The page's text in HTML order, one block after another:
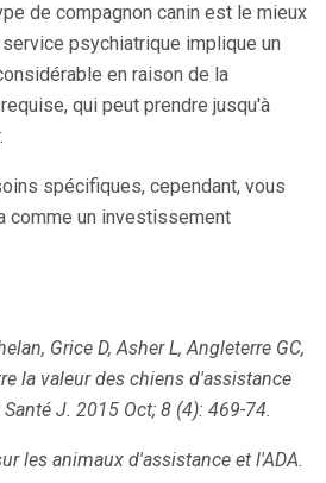
de compagnon canin est le mieux
psychiatrique implique un
en raison de la
qui peut prendre jusqu'à
spécifiques, cependant, vous
comme un investissement
Grice D, Asher L, Angleterre GC,
la valeur des chiens d'assistance
J. 2015 Oct; 8 (4): 469-74.
les animaux d'assistance et l'ADA.